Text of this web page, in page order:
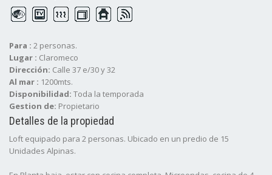
Para : 2 personas.
Lugar : Claromeco
Dirección: Calle 37 e/30 y 32
Al mar : 1200mts.
Disponibilidad: Toda la temporada
Gestion de: Propietario
Detalles de la propiedad
Loft equipado para 2 personas. Ubicado en un predio de 15
Unidades Alpinas.